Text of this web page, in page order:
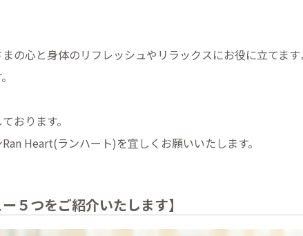
の心と身体のリフレッシュやリラックスにお役に立てま
おります。
Heart(ランハート)を宜しくお願いいたします。
５つをご紹介いたします】